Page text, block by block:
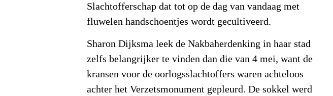
Slachtofferschap dat tot op de dag van vandaag met
fluwelen handschoentjes wordt gecultiveerd.
Sharon Dijksma leek de Nakbaherdenking in haar stad
zelfs belangrijker te vinden dan die van 4 mei, want de
kransen voor de oorlogsslachtoffers waren achteloos
achter het Verzetsmonument gepleurd. De sokkel werd